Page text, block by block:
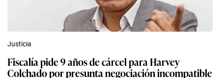
Justicia
Fiscalía pide 9 años de cárcel para Harvey
Colchado por presunta negociación incompatible